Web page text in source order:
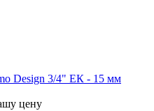
Design 3/4" ЕК - 15 мм
цену